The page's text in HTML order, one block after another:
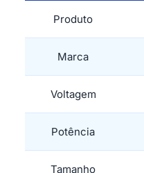
Produto
Marca
Voltagem
Potência
Tamanho